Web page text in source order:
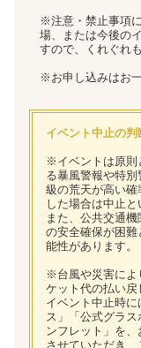
※注意・禁止事項
場、または今後の
すので、くれぐれ
※お申し込みはお
イベント中止の判
※イベントは原則
る暴風警報や特
級の荒天が高い
した場合は中止と
また、公共交通
の安全確保が困
能性があります。
※台風や災害によ
ケット代の払い戻
イベント中止時
ス」「公式グラ
ンフレット」を
させていただき